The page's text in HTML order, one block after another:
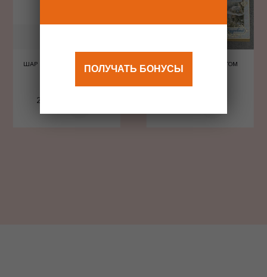
ШАР ШЕЛКОГРАФИЯ СЕРДЦА
240 Р
ОТКРЫТКА С КОНВЕРТОМ
ПОЛУЧАТЬ БОНУСЫ